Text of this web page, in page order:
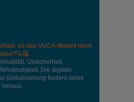
Ist das VUCA-Modell noch
Unsicherheit,
Die digitale
Globalisierung fordern seine
heraus.